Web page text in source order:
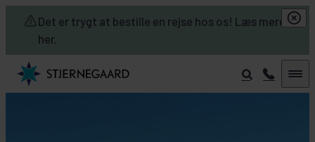
Det er trygt at bestille en rejse hos os! Læs mere
her.
Skip to main content